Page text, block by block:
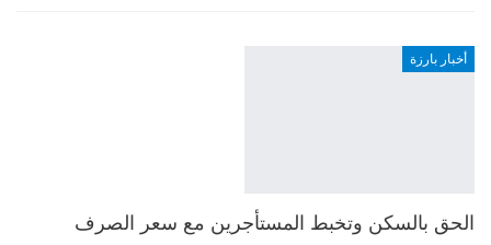
أخبار بارزة
الحق بالسكن وتخبط المستأجرين مع سعر الصرف